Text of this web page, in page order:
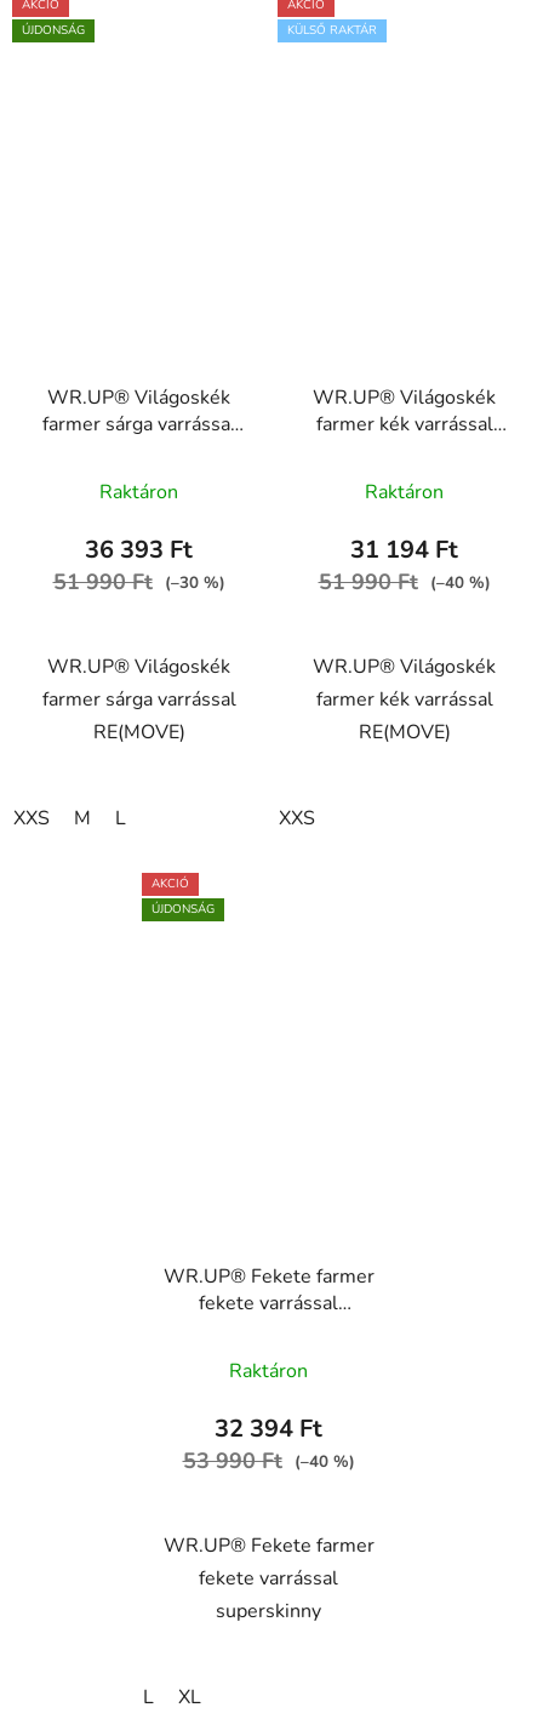
AKCIÓ
ÚJDONSÁG
WR.UP® Világoskék
farmer sárga varrással
WRUP1RC002ORG,
J4Ytermék
átlagos
értékelése
5,0
csillag.
Raktáron
36 393 Ft
51 990 Ft (–30 %)
WR.UP® Világoskék
farmer sárga varrással
RE(MOVE)
XXS M L
AKCIÓ
KÜLSŐ RAKTÁR
WR.UP® Világoskék
farmer kék varrással
WRUP1RC002ORG,
J4Btermék
átlagos
értékelése
5,0
csillag.
Raktáron
31 194 Ft
51 990 Ft (–40 %)
WR.UP® Világoskék
farmer kék varrással
RE(MOVE)
XXS
AKCIÓ
ÚJDONSÁG
WR.UP® Fekete farmer
fekete varrással
WRUP2RC002ORG,
J7N
Raktáron
32 394 Ft
53 990 Ft (–40 %)
WR.UP® Fekete farmer
fekete varrással
superskinny
L XL